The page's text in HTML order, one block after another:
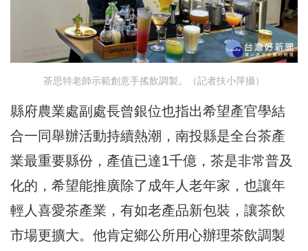
茶思特老師示範創意手搖飲調製。（記者扶小萍攝）
縣府農業處副處長曾銀位也指出希望產官學結
合一同舉辦活動持續熱潮，南投縣是全台茶產
業最重要縣份，產值已達1千億，茶是非常普及
化的，希望能推廣除了成年人老年家，也讓年
輕人喜愛茶產業，有如老產品新包裝，讓茶飲
市場更擴大。他肯定鄉公所用心辦理茶飲調製